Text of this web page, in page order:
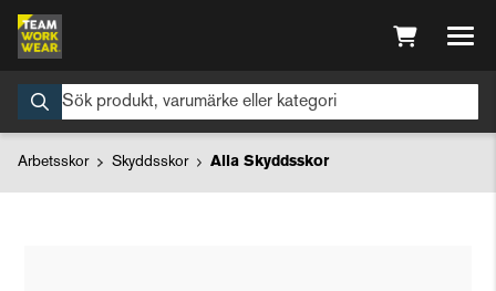
Arbetsskor Skyddsskor Alla Skyddsskor